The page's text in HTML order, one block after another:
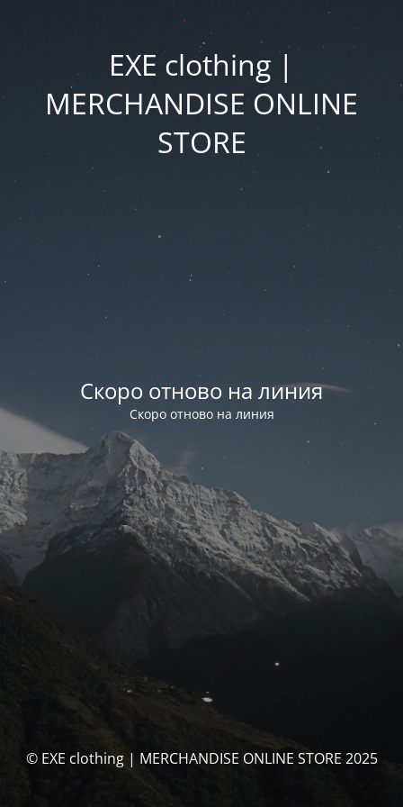
EXE clothing |
MERCHANDISE ONLINE
STORE
Скоро отново на линия
Скоро отново на линия
© EXE clothing | MERCHANDISE ONLINE STORE 2025